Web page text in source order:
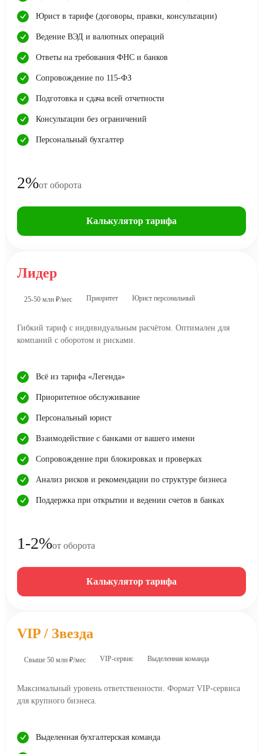
Юрист в тарифе (договоры, правки, консультации)
Ведение ВЭД и валютных операций
Ответы на требования ФНС и банков
Сопровождение по 115-ФЗ
Подготовка и сдача всей отчетности
Консультации без ограничений
Персональный бухгалтер
2%от оборота
Калькулятор тарифа
Лидер
25-50 млн ₽/мес Приоритет Юрист персональный
Гибкий тариф с индивидуальным расчётом. Оптимален для
компаний с оборотом и рисками.
Всё из тарифа «Легенда»
Приоритетное обслуживание
Персональный юрист
Взаимодействие с банками от вашего имени
Сопровождение при блокировках и проверках
Анализ рисков и рекомендации по структуре бизнеса
Поддержка при открытии и ведении счетов в банках
1-2%от оборота
Калькулятор тарифа
VIP / Звезда
Свыше 50 млн ₽/мес VIP-сервис Выделенная команда
Максимальный уровень ответственности. Формат VIP-сервиса
для крупного бизнеса.
Выделенная бухгалтерская команда